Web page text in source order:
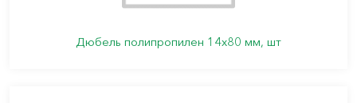
Дюбель полипропилен 14х80 мм, шт